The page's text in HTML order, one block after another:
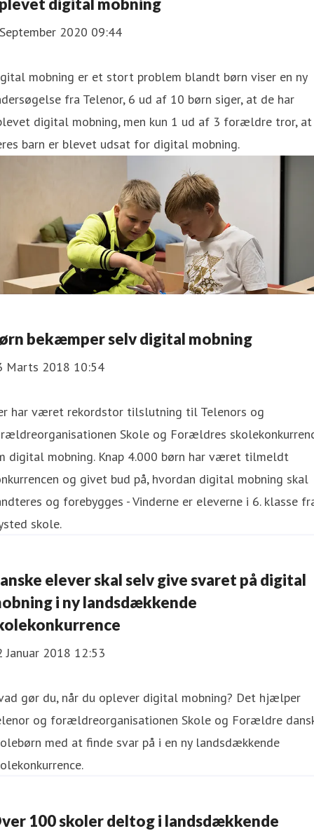
digital mobning
2020 09:44
mobning er et stort problem blandt børn viser en ny
fra Telenor, 6 ud af 10 børn siger, at de har
digital mobning, men kun 1 ud af 3 forældre tror, at
barn er blevet udsat for digital mobning.
bekæmper selv digital mobning
Marts 2018 10:54
har været rekordstor tilslutning til Telenors og
Skole og Forældres
digital mobning. Knap 4.000 børn har været tilmeldt
og givet bud på, hvordan digital mobning skal
og forebygges - Vinderne er eleverne i 6. klasse
skole.
elever skal selv give svaret på digital
i ny landsdækkende
Januar 2018 12:53
gør du, når du oplever digital mobning? Det hjælper
og forældreorganisationen Skole og Forældre
med at finde svar på i en ny landsdækkende
100 skoler deltog i landsdækkende